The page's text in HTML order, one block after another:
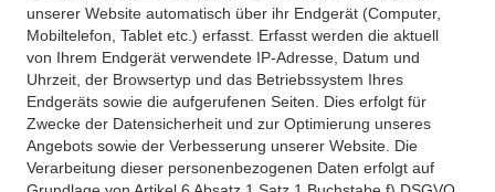
unserer Website automatisch über ihr Endgerät (Computer,
Mobiltelefon, Tablet etc.) erfasst. Erfasst werden die aktuell
von Ihrem Endgerät verwendete IP-Adresse, Datum und
Uhrzeit, der Browsertyp und das Betriebssystem Ihres
Endgeräts sowie die aufgerufenen Seiten. Dies erfolgt für
Zwecke der Datensicherheit und zur Optimierung unseres
Angebots sowie der Verbesserung unserer Website. Die
Verarbeitung dieser personenbezogenen Daten erfolgt auf